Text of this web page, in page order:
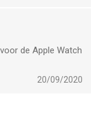
de radarkaart
Instellingen. Hier
'Aantal frames in
aanpassen. Elk
kunnen
2 frames in de
in de toekomst
de Apple Watch
20/09/2020